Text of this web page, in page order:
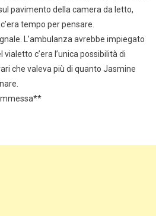
pavimento della camera da letto,
tempo per pensare.
L’ambulanza avrebbe impiegato
c’era l’unica possibilità di
che valeva più di quanto Jasmine